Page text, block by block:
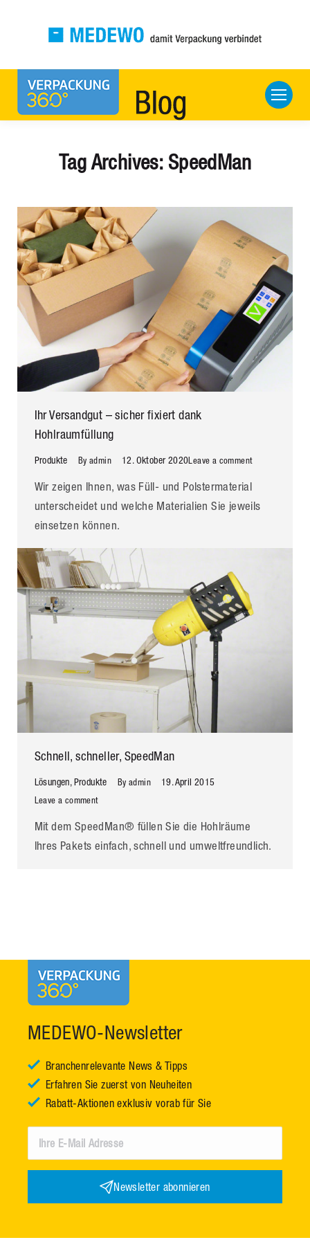
Tag Archives: SpeedMan
Ihr Versandgut – sicher fixiert dank
Hohlraumfüllung
Produkte By admin 12. Oktober 2020 Leave a comment
Wir zeigen Ihnen, was Füll- und Polstermaterial
unterscheidet und welche Materialien Sie jeweils
einsetzen können.
Schnell, schneller, SpeedMan
Lösungen,Produkte By admin 19. April 2015
Leave a comment
Mit dem SpeedMan® füllen Sie die Hohlräume
Ihres Pakets einfach, schnell und umweltfreundlich.
MEDEWO-Newsletter
Branchenrelevante News & Tipps
Erfahren Sie zuerst von Neuheiten
Rabatt-Aktionen exklusiv vorab für Sie
Newsletter abonnieren